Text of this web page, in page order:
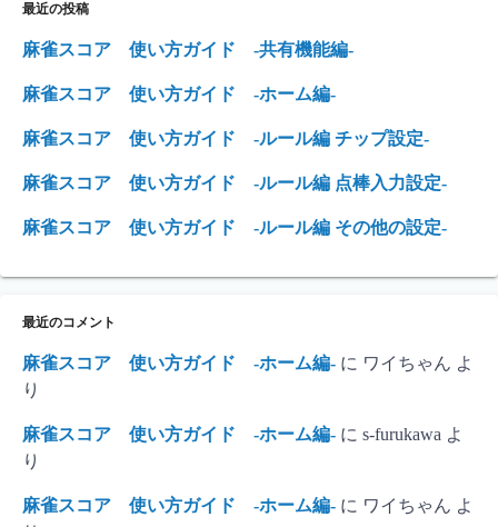
最近の投稿
麻雀スコア 使い方ガイド -共有機能編-
麻雀スコア 使い方ガイド -ホーム編-
麻雀スコア 使い方ガイド -ルール編 チップ設定-
麻雀スコア 使い方ガイド -ルール編 点棒入力設定-
麻雀スコア 使い方ガイド -ルール編 その他の設定-
最近のコメント
麻雀スコア 使い方ガイド -ホーム編- に ワイちゃん よ
り
麻雀スコア 使い方ガイド -ホーム編- に s-furukawa よ
り
麻雀スコア 使い方ガイド -ホーム編- に ワイちゃん よ